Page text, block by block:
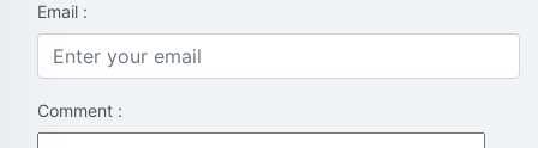
Email :
Comment :